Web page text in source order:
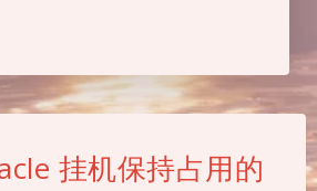
挂机保持占用的